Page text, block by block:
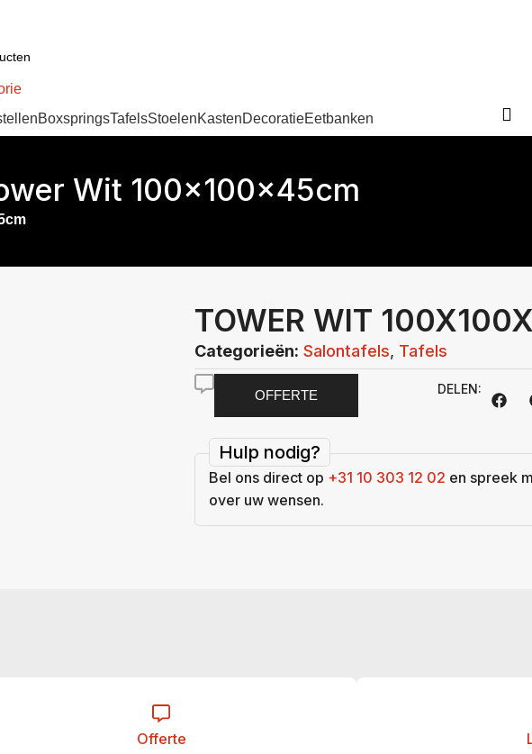
BoxspringsTafelsStoelenKastenDecoratieEetbanken
Wit 100x100x45cm
TOWER WIT
Categorieën: Salontafels, Tafels
OFFERTE DELEN:
Hulp nodig?
Bel ons direct op +31 10 303 12 02 en spreek
over uw wensen.
Offerte